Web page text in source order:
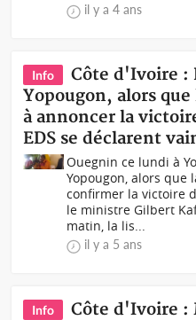
il y a 4 ans
Info
Côte d'Ivoire :
Yopougon, alors
à annoncer la
EDS se déclarent
Ouegnin ce lundi à
Yopougon, alors que
confirmer la victoire
le ministre Gilbert
matin, la lis...
il y a 5 ans
Info
Côte d'Ivoire :